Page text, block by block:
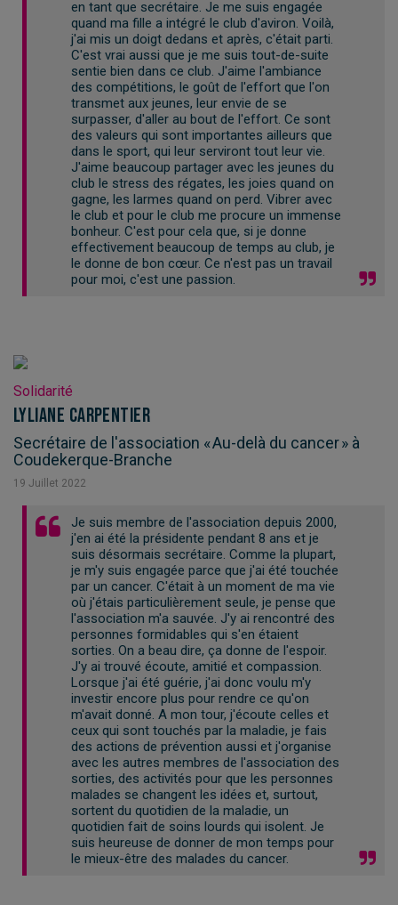
en tant que secrétaire. Je me suis engagée
quand ma fille a intégré le club d'aviron. Voilà,
j'ai mis un doigt dedans et après, c'était parti.
C'est vrai aussi que je me suis tout-de-suite
sentie bien dans ce club. J'aime l'ambiance
des compétitions, le goût de l'effort que l'on
transmet aux jeunes, leur envie de se
surpasser, d'aller au bout de l'effort. Ce sont
des valeurs qui sont importantes ailleurs que
dans le sport, qui leur serviront tout leur vie.
J'aime beaucoup partager avec les jeunes du
club le stress des régates, les joies quand on
gagne, les larmes quand on perd. Vibrer avec
le club et pour le club me procure un immense
bonheur. C'est pour cela que, si je donne
effectivement beaucoup de temps au club, je
le donne de bon cœur. Ce n'est pas un travail
pour moi, c'est une passion.
Solidarité
Lyliane Carpentier
Secrétaire de l'association « Au-delà du cancer » à
Coudekerque-Branche
19 Juillet 2022
Je suis membre de l'association depuis 2000,
j'en ai été la présidente pendant 8 ans et je
suis désormais secrétaire. Comme la plupart,
je m'y suis engagée parce que j'ai été touchée
par un cancer. C'était à un moment de ma vie
où j'étais particulièrement seule, je pense que
l'association m'a sauvée. J'y ai rencontré des
personnes formidables qui s'en étaient
sorties. On a beau dire, ça donne de l'espoir.
J'y ai trouvé écoute, amitié et compassion.
Lorsque j'ai été guérie, j'ai donc voulu m'y
investir encore plus pour rendre ce qu'on
m'avait donné. A mon tour, j'écoute celles et
ceux qui sont touchés par la maladie, je fais
des actions de prévention aussi et j'organise
avec les autres membres de l'association des
sorties, des activités pour que les personnes
malades se changent les idées et, surtout,
sortent du quotidien de la maladie, un
quotidien fait de soins lourds qui isolent. Je
suis heureuse de donner de mon temps pour
le mieux-être des malades du cancer.